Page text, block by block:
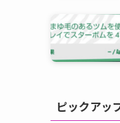
ピックアッ